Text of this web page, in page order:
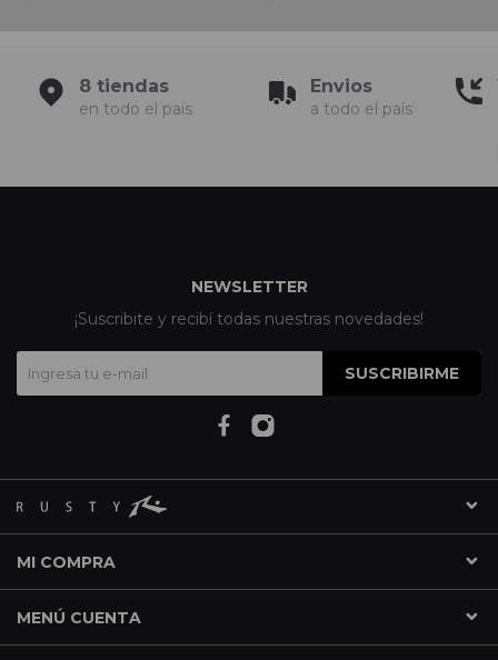
8 tiendas
en todo el pais
Envios
a todo el país
MI COMPRA
MENÚ CUENTA
NEWSLETTER
¡Suscribite y recibí todas nuestras novedades!
SUSCRIBIRME